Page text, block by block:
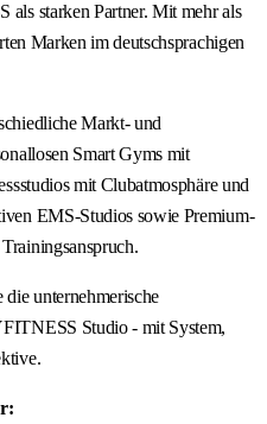
starken Partner. Mit mehr als
Marken im deutschsprachigen
Markt- und
Smart Gyms mit
mit Clubatmosphäre und
EMS-Studios sowie Premium-
die unternehmerische
Studio - mit System,